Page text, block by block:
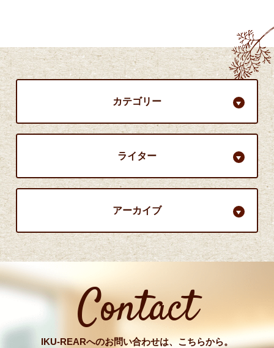
カテゴリー
ライター
アーカイブ
Contact
IKU-REARへのお問い合わせは、こちらから。